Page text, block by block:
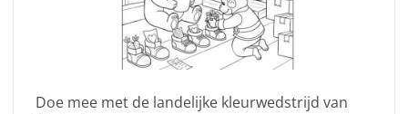
Doe mee met de landelijke kleurwedstrijd van